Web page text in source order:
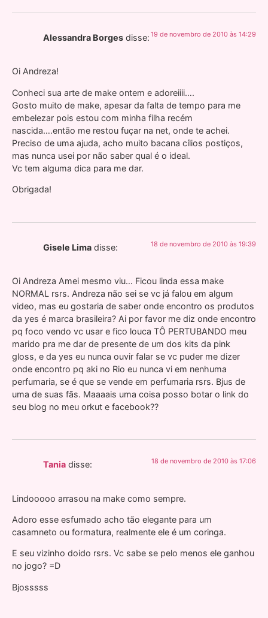
Alessandra Borges disse: 19 de novembro de 2010 às 14:29
Oi Andreza!
Conheci sua arte de make ontem e adoreiiii….
Gosto muito de make, apesar da falta de tempo para me
embelezar pois estou com minha filha recém
nascida….então me restou fuçar na net, onde te achei.
Preciso de uma ajuda, acho muito bacana cílios postiços,
mas nunca usei por não saber qual é o ideal.
Vc tem alguma dica para me dar.
Obrigada!
Gisele Lima disse: 18 de novembro de 2010 às 19:39
Oi Andreza Amei mesmo viu… Ficou linda essa make
NORMAL rsrs. Andreza não sei se vc já falou em algum
video, mas eu gostaria de saber onde encontro os produtos
da yes é marca brasileira? Ai por favor me diz onde encontro
pq foco vendo vc usar e fico louca TÔ PERTUBANDO meu
marido pra me dar de presente de um dos kits da pink
gloss, e da yes eu nunca ouvir falar se vc puder me dizer
onde encontro pq aki no Rio eu nunca vi em nenhuma
perfumaria, se é que se vende em perfumaria rsrs. Bjus de
uma de suas fãs. Maaaais uma coisa posso botar o link do
seu blog no meu orkut e facebook??
Tania disse: 18 de novembro de 2010 às 17:06
Lindooooo arrasou na make como sempre.
Adoro esse esfumado acho tão elegante para um
casamneto ou formatura, realmente ele é um coringa.
E seu vizinho doido rsrs. Vc sabe se pelo menos ele ganhou
no jogo? =D
Bjosssss